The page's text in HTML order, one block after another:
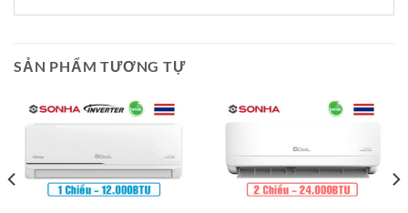
SẢN PHẨM TƯƠNG TỰ